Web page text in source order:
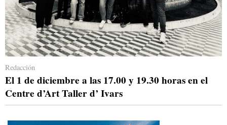
Redacción
El 1 de diciembre a las 17.00 y 19.30 horas en el
Centre d’Art Taller d’ Ivars